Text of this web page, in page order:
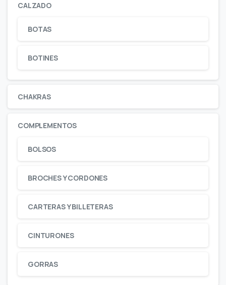
CALZADO
BOTAS
BOTINES
CHAKRAS
COMPLEMENTOS
BOLSOS
BROCHES Y CORDONES
CARTERAS Y BILLETERAS
CINTURONES
GORRAS